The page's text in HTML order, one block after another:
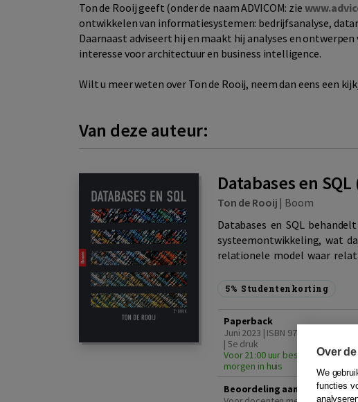
Ton de Rooij geeft (onder de naam ADVICOM: zie
ontwikkelen van informatiesystemen: bedrijfsanalyse,
Daarnaast adviseert hij en maakt hij analyses en
interesse voor architectuur en business intelligence.
Wilt u meer weten over Ton de Rooij, neem dan eens een
Van deze auteur:
Databases en
Ton de Rooij | Boom
Databases en SQL
systeemontwikkeling, wat
relationele model waar
5% Studentenkorting
Paperback
Juni 2023 | ISBN 9789024457182
| 5e druk
Voor 21:00 uur besteld,
morgen in huis
Beoordeling aanvragen
Over
We
functies